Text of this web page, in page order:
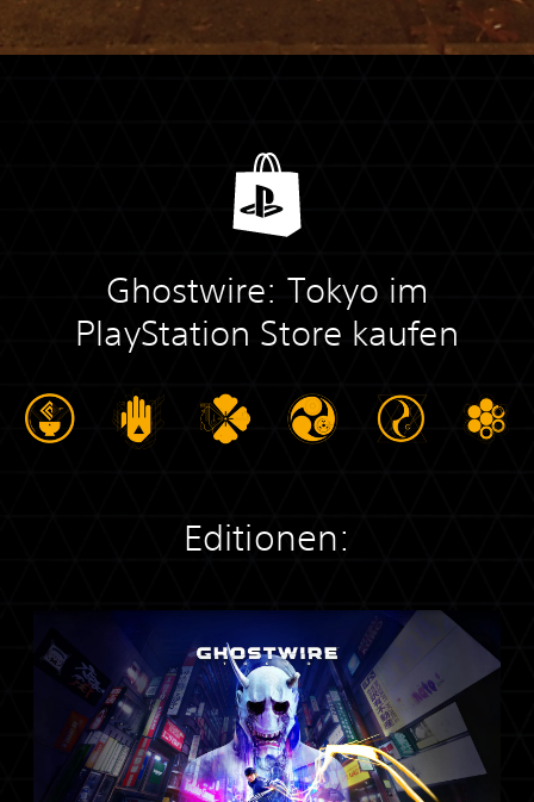
Ghostwire: Tokyo im
PlayStation Store kaufen
Editionen: